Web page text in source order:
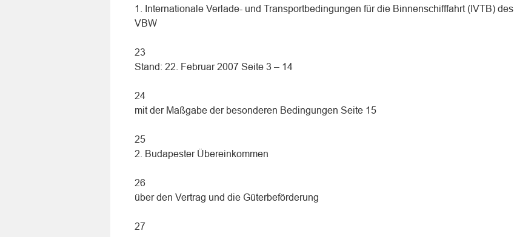
1. Internationale Verlade- und Transportbedingungen für die Binnenschifffahrt (IVTB) des
VBW
23
Stand: 22. Februar 2007 Seite 3 – 14
24
mit der Maßgabe der besonderen Bedingungen Seite 15
25
2. Budapester Übereinkommen
26
über den Vertrag und die Güterbeförderung
27